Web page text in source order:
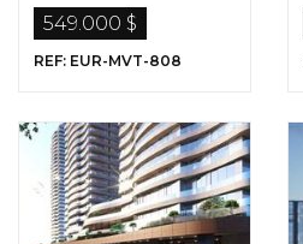
549.000 $
REF: EUR-MVT-808